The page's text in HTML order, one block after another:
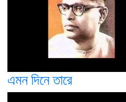
এমন দিনে তারে